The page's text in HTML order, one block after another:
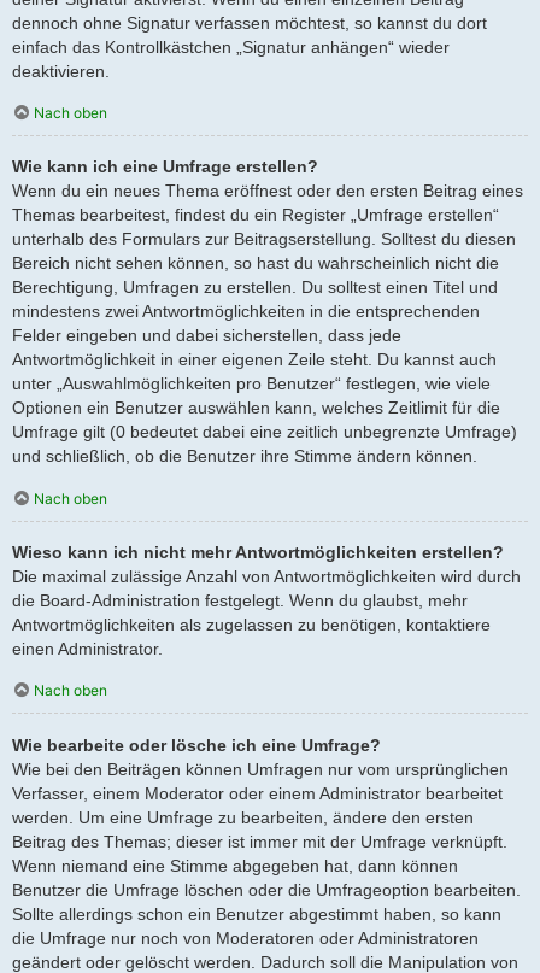
dennoch ohne Signatur verfassen möchtest, so kannst du dort
einfach das Kontrollkästchen „Signatur anhängen“ wieder
deaktivieren.
Nach oben
Wie kann ich eine Umfrage erstellen?
Wenn du ein neues Thema eröffnest oder den ersten Beitrag eines
Themas bearbeitest, findest du ein Register „Umfrage erstellen“
unterhalb des Formulars zur Beitragserstellung. Solltest du diesen
Bereich nicht sehen können, so hast du wahrscheinlich nicht die
Berechtigung, Umfragen zu erstellen. Du solltest einen Titel und
mindestens zwei Antwortmöglichkeiten in die entsprechenden
Felder eingeben und dabei sicherstellen, dass jede
Antwortmöglichkeit in einer eigenen Zeile steht. Du kannst auch
unter „Auswahlmöglichkeiten pro Benutzer“ festlegen, wie viele
Optionen ein Benutzer auswählen kann, welches Zeitlimit für die
Umfrage gilt (0 bedeutet dabei eine zeitlich unbegrenzte Umfrage)
und schließlich, ob die Benutzer ihre Stimme ändern können.
Nach oben
Wieso kann ich nicht mehr Antwortmöglichkeiten erstellen?
Die maximal zulässige Anzahl von Antwortmöglichkeiten wird durch
die Board-Administration festgelegt. Wenn du glaubst, mehr
Antwortmöglichkeiten als zugelassen zu benötigen, kontaktiere
einen Administrator.
Nach oben
Wie bearbeite oder lösche ich eine Umfrage?
Wie bei den Beiträgen können Umfragen nur vom ursprünglichen
Verfasser, einem Moderator oder einem Administrator bearbeitet
werden. Um eine Umfrage zu bearbeiten, ändere den ersten
Beitrag des Themas; dieser ist immer mit der Umfrage verknüpft.
Wenn niemand eine Stimme abgegeben hat, dann können
Benutzer die Umfrage löschen oder die Umfrageoption bearbeiten.
Sollte allerdings schon ein Benutzer abgestimmt haben, so kann
die Umfrage nur noch von Moderatoren oder Administratoren
geändert oder gelöscht werden. Dadurch soll die Manipulation von